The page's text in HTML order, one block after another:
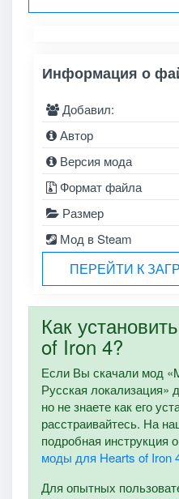
Информация о
Добавил:
Автор
Версия мода
Формат файла
Размер
Мод в Steam
ПЕРЕЙТИ К
Как
of Iron 4?
Если Вы скачали мод
Русская локализация»
но не знаете как его
расстраивайтесь. На
подробная инструкция
моды для Hearts of Iron
Для опытных